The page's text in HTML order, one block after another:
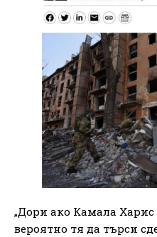
„Дори ако Камала Харис
вероятно тя да търси